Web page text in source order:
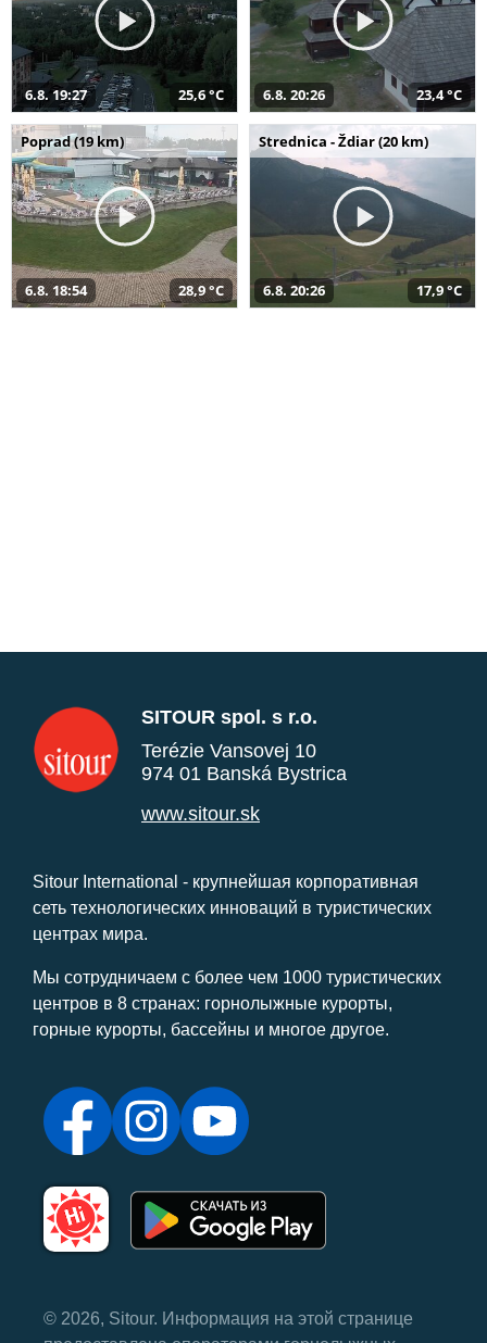
6.8. 19:27 25,6 °C 6.8. 20:26 23,4 °C
Poprad (19 km)
6.8. 18:54 28,9 °C
Strednica - Ždiar (20 km)
6.8. 20:26 17,9 °C
SITOUR spol. s r.o.
Terézie Vansovej 10
974 01 Banská Bystrica
www.sitour.sk
Sitour International - крупнейшая корпоративная
сеть технологических инноваций в туристических
центрах мира.
Мы сотрудничаем с более чем 1000 туристических
центров в 8 странах: горнолыжные курорты,
горные курорты, бассейны и многое другое.
© 2026, Sitour. Информация на этой странице